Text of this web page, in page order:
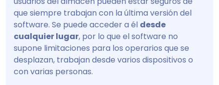
que siempre trabajan con la última versión del
software. Se puede acceder a él desde
cualquier lugar, por lo que el software no
supone limitaciones para los operarios que se
desplazan, trabajan desde varios dispositivos o
con varias personas.